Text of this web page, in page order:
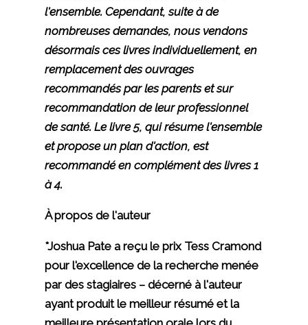
l'ensemble. Cependant, suite à de
nombreuses demandes, nous vendons
désormais ces livres individuellement, en
remplacement des ouvrages
recommandés par les parents et sur
recommandation de leur professionnel
de santé. Le livre 5, qui résume l'ensemble
et propose un plan d'action, est
recommandé en complément des livres 1
à 4.
À propos de l'auteur
*Joshua Pate a reçu le prix Tess Cramond
pour l'excellence de la recherche menée
par des stagiaires – décerné à l'auteur
ayant produit le meilleur résumé et la